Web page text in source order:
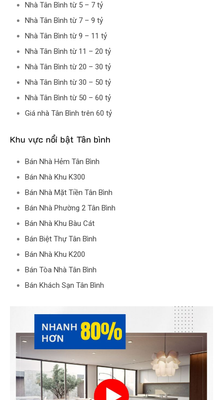
Nhà Tân Bình từ 5 – 7 tỷ
Nhà Tân Bình từ 7 – 9 tỷ
Nhà Tân Bình từ 9 – 11 tỷ
Nhà Tân Bình từ 11 – 20 tỷ
Nhà Tân Bình từ 20 – 30 tỷ
Nhà Tân Bình từ 30 – 50 tỷ
Nhà Tân Bình từ 50 – 60 tỷ
Giá nhà Tân Bình trên 60 tỷ
Khu vực nổi bật Tân bình
Bán Nhà Hẻm Tân Bình
Bán Nhà Khu K300
Bán Nhà Mặt Tiền Tân Bình
Bán Nhà Phường 2 Tân Bình
Bán Nhà Khu Bàu Cát
Bán Biệt Thự Tân Bình
Bán Nhà Khu K200
Bán Tòa Nhà Tân Bình
Bán Khách Sạn Tân Bình